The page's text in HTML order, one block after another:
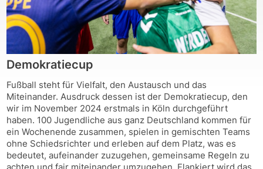
Demokratiecup
Fußball steht für Vielfalt, den Austausch und das
Miteinander. Ausdruck dessen ist der Demokratiecup, den
wir im November 2024 erstmals in Köln durchgeführt
haben. 100 Jugendliche aus ganz Deutschland kommen für
ein Wochenende zusammen, spielen in gemischten Teams
ohne Schiedsrichter und erleben auf dem Platz, was es
bedeutet, aufeinander zuzugehen, gemeinsame Regeln zu